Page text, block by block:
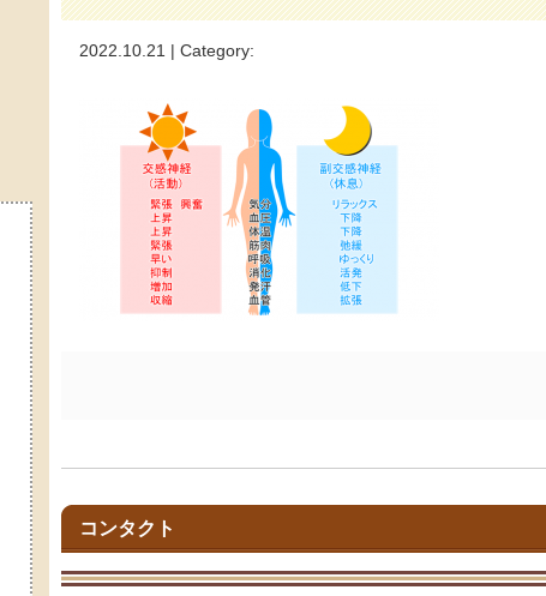
2022.10.21 | Category:
コンタクト